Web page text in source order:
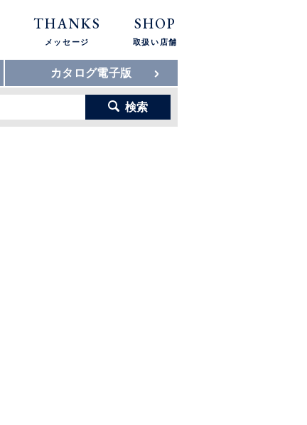
THANKS
メッセージ
SHOP
取扱い店舗
カタログ電子版
検索